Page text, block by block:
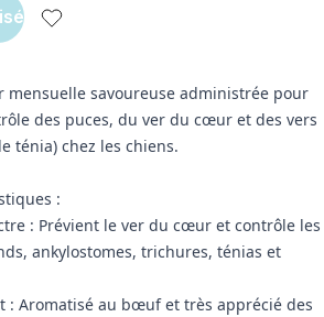
mensuelle savoureuse administrée pour
des puces, du ver du cœur et des vers
ténia) chez les chiens.
:
: Prévient le ver du cœur et contrôle les
ankylostomes, trichures, ténias et
: Aromatisé au bœuf et très apprécié des